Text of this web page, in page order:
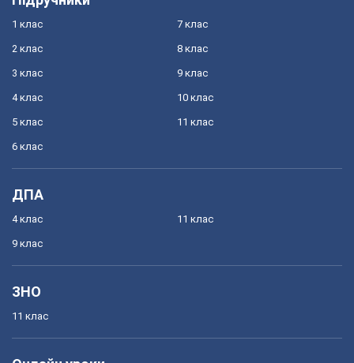
1 клас
2 клас
3 клас
4 клас
5 клас
6 клас
7 клас
8 клас
9 клас
10 клас
11 клас
ДПА
4 клас
9 клас
11 клас
ЗНО
11 клас